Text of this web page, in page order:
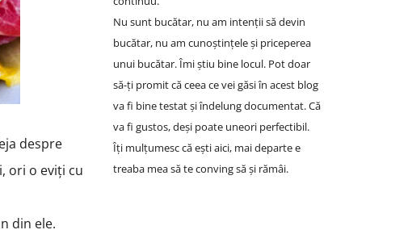
despre
ori o eviți cu
din ele.
Nu sunt bucătar, nu am intenții să devin
bucătar, nu am cunoștințele și priceperea
unui bucătar. Îmi știu bine locul. Pot doar
să-ți promit că ceea ce vei găsi în acest blog
va fi bine testat și îndelung documentat. Că
va fi gustos, deși poate uneori perfectibil.
Îți mulțumesc că ești aici, mai departe e
treaba mea să te conving să și rămâi.